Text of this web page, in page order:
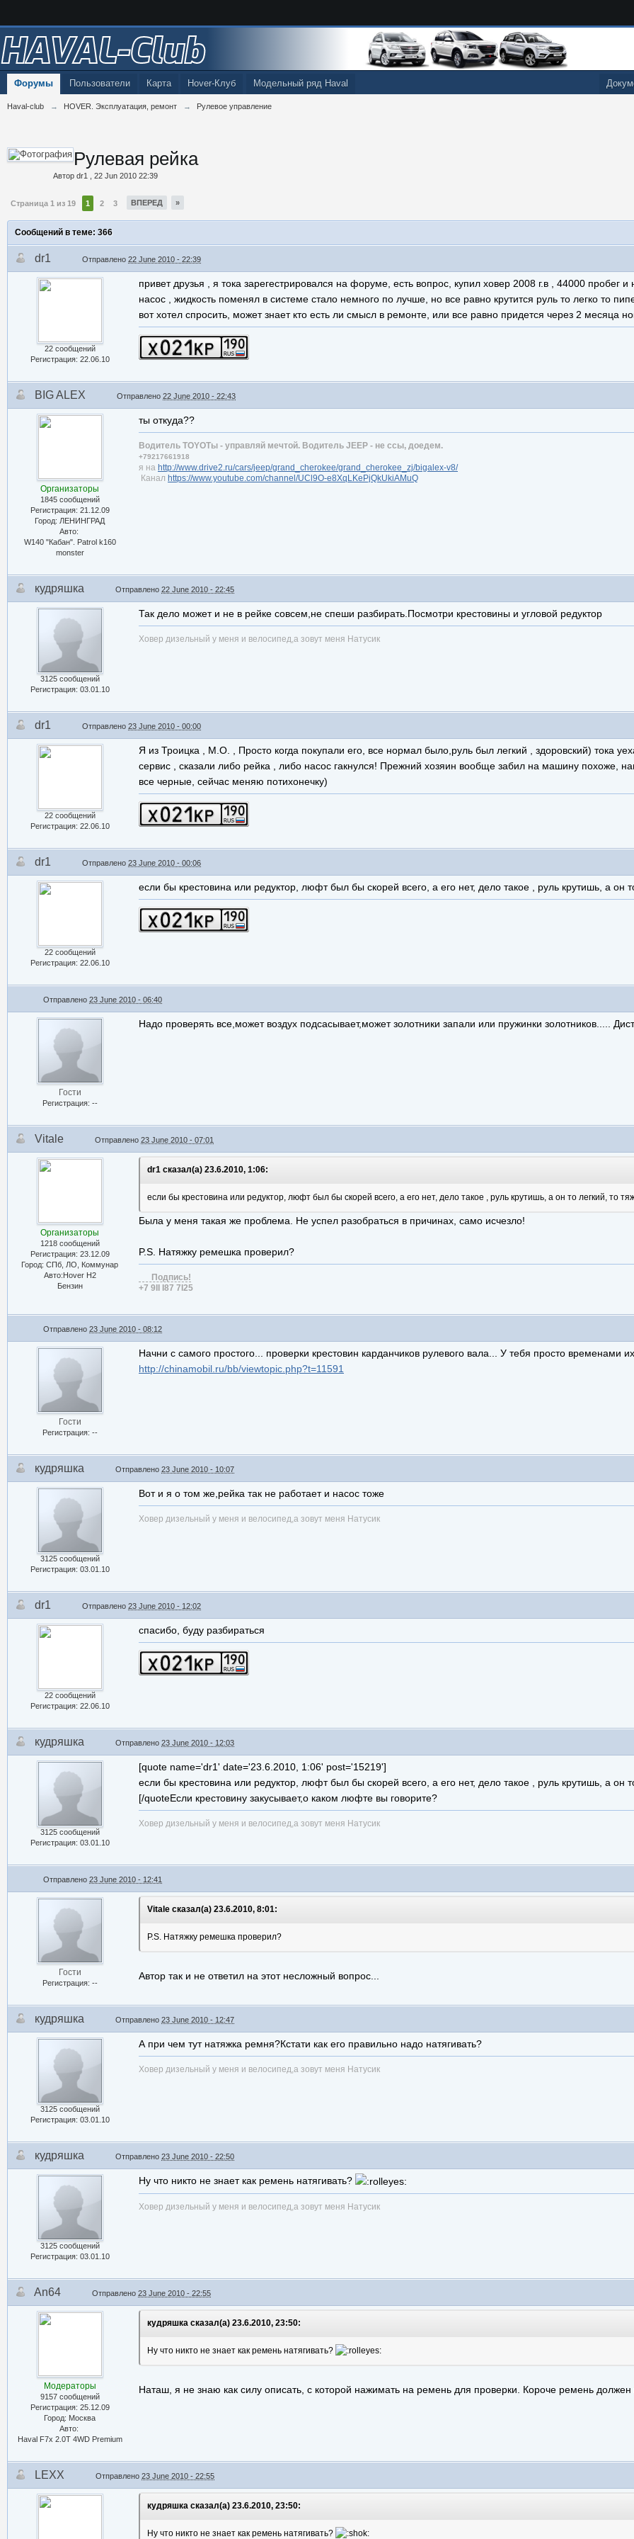
HAVAL-Club
Карта Hover-Клуб Модельный ряд Haval
Форумы Пользователи
Haval-club → HOVER. Эксплуатация, ремонт → Рулевое управление
Рулевая рейка
Автор dr1 22 Jun 2010 22:39
Страница 1 из 19 1 2 3 ВПЕРЕД »
Сообщений в теме: 366
dr1 Отправлено 22 June 2010 - 22:39
22 сообщений
Регистрация: 22.06.10
привет друзья , я тока зарегестрировался на форуме, есть вопрос, купил ховер 2008 г.в , 44000 пробег
насос , жидкость поменял в системе стало немного по лучше, но все равно крутится руль то легко то
вот хотел спросить, может знает кто есть ли смысл в ремонте, или все равно придется через 2 месяца
BIG ALEX Отправлено 22 June 2010 - 22:43
Организаторы
1845 сообщений
Регистрация: 21.12.09
Город: ЛЕНИНГРАД
Авто:
W140 "Кабан". Patrol k160
monster
ты откуда??
Водитель TOYOTы - управляй мечтой. Водитель JEEP - не ссы, доедем.
+79217661918
я на http://www.drive2.ru/cars/jeep/grand_cherokee/grand_cherokee_zj/bigalex-v8/
Канал https://www.youtube.com/channel/UCl9O-e8XqLKePjQkUkiAMuQ
кудряшка Отправлено 22 June 2010 - 22:45
3125 сообщений
Регистрация: 03.01.10
Так дело может и не в рейке совсем,не спеши разбирать.Посмотри крестовины и угловой редуктор
Ховер дизельный у меня и велосипед,а зовут меня Натусик
dr1 Отправлено 23 June 2010 - 00:00
22 сообщений
Регистрация: 22.06.10
Я из Троицка , М.О. , Просто когда покупали его, все нормал было,руль был легкий , здоровский) тока
сервис , сказали либо рейка , либо насос гакнулся! Прежний хозяин вообще забил на машину похоже,
все черные, сейчас меняю потихонечку)
dr1 Отправлено 23 June 2010 - 00:06
22 сообщений
Регистрация: 22.06.10
если бы крестовина или редуктор, люфт был бы скорей всего, а его нет, дело такое , руль крутишь, а он
Отправлено 23 June 2010 - 06:40
Гости
Регистрация: --
Надо проверять все,может воздух подсасывает,может золотники запали или пружинки золотников.....
Vitale Отправлено 23 June 2010 - 07:01
Организаторы
1218 сообщений
Регистрация: 23.12.09
Город: СПб, ЛО, Коммунар
Авто:Hover H2
Бензин
dr1 сказал(а) 23.6.2010, 1:06:
если бы крестовина или редуктор, люфт был бы скорей всего, а его нет, дело такое , руль крутишь, а он то легкий, то
Была у меня такая же проблема. Не успел разобраться в причинах, само исчезло!
P.S. Натяжку ремешка проверил?
Подпись!
+7 9II I87 7I25
Отправлено 23 June 2010 - 08:12
Гости
Регистрация: --
Начни с самого простого... проверки крестовин карданчиков рулевого вала... У тебя просто временами
http://chinamobil.ru/bb/viewtopic.php?t=11591
кудряшка Отправлено 23 June 2010 - 10:07
3125 сообщений
Регистрация: 03.01.10
Вот и я о том же,рейка так не работает и насос тоже
Ховер дизельный у меня и велосипед,а зовут меня Натусик
dr1 Отправлено 23 June 2010 - 12:02
22 сообщений
Регистрация: 22.06.10
спасибо, буду разбираться
кудряшка Отправлено 23 June 2010 - 12:03
3125 сообщений
Регистрация: 03.01.10
[quote name='dr1' date='23.6.2010, 1:06' post='15219']
если бы крестовина или редуктор, люфт был бы скорей всего, а его нет, дело такое , руль крутишь, а он
[/quoteЕсли крестовину закусывает,о каком люфте вы говорите?
Ховер дизельный у меня и велосипед,а зовут меня Натусик
Отправлено 23 June 2010 - 12:41
Гости
Регистрация: --
Vitale сказал(а) 23.6.2010, 8:01:
P.S. Натяжку ремешка проверил?
Автор так и не ответил на этот несложный вопрос...
кудряшка Отправлено 23 June 2010 - 12:47
3125 сообщений
Регистрация: 03.01.10
А при чем тут натяжка ремня?Кстати как его правильно надо натягивать?
Ховер дизельный у меня и велосипед,а зовут меня Натусик
кудряшка Отправлено 23 June 2010 - 22:50
3125 сообщений
Регистрация: 03.01.10
Ну что никто не знает как ремень натягивать?
Ховер дизельный у меня и велосипед,а зовут меня Натусик
An64 Отправлено 23 June 2010 - 22:55
Модераторы
9157 сообщений
Регистрация: 25.12.09
Город: Москва
Авто:
Haval F7x 2.0T 4WD Premium
кудряшка сказал(а) 23.6.2010, 23:50:
Ну что никто не знает как ремень натягивать?
Наташ, я не знаю как силу описать, с которой нажимать на ремень для проверки. Короче ремень должен
LEXX Отправлено 23 June 2010 - 22:55
кудряшка сказал(а) 23.6.2010, 23:50:
Ну что никто не знает как ремень натягивать?